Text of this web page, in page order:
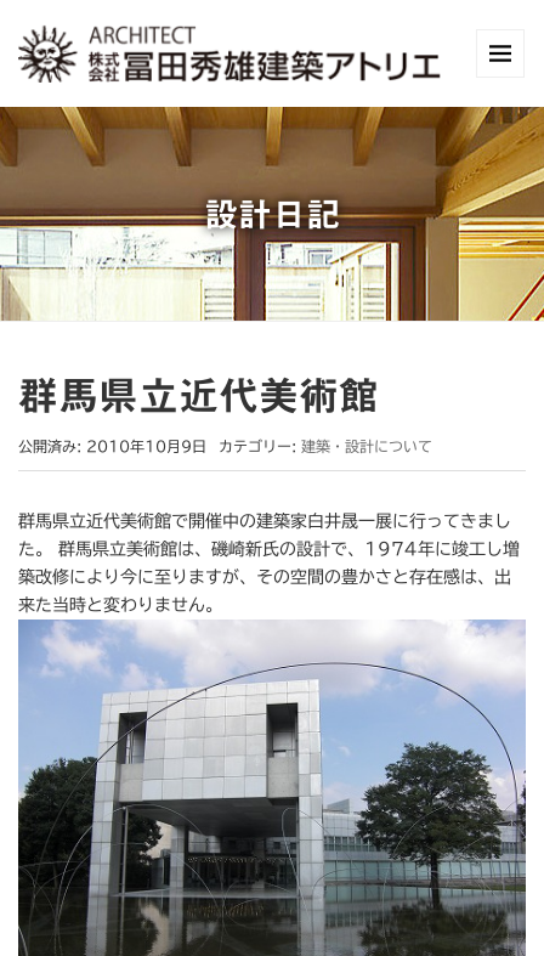
設計日記
群馬県立近代美術館
公開済み: 2010年10月9日 カテゴリー: 建築・設計について
群馬県立近代美術館で開催中の建築家白井晟一展に行ってきまし
た。 群馬県立美術館は、磯崎新氏の設計で、1974年に竣工し増
築改修により今に至りますが、その空間の豊かさと存在感は、出
来た当時と変わりません。